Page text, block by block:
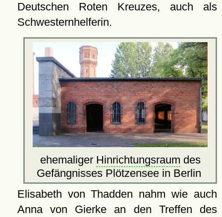
Deutschen Roten Kreuzes, auch als
Schwesternhelferin.
ehemaliger Hinrichtungsraum des
Gefängnisses Plötzensee in Berlin
Elisabeth von Thadden nahm wie auch
Anna von Gierke an den Treffen des